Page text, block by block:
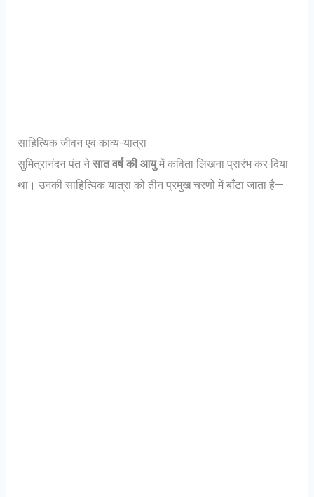
साहित्यिक जीवन एवं काव्य-यात्रा
सुमित्रानंदन पंत नेसात वर्ष की आयुमें कविता लिखना प्रारंभ कर दिया
था। उनकी साहित्यिक यात्रा को तीन प्रमुख चरणों में बाँटा जाता है—